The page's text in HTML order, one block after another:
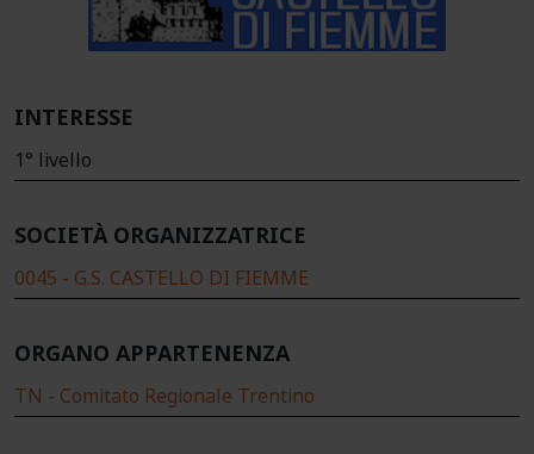
INTERESSE
1° livello
SOCIETÀ ORGANIZZATRICE
0045 - G.S. CASTELLO DI FIEMME
ORGANO APPARTENENZA
TN - Comitato Regionale Trentino